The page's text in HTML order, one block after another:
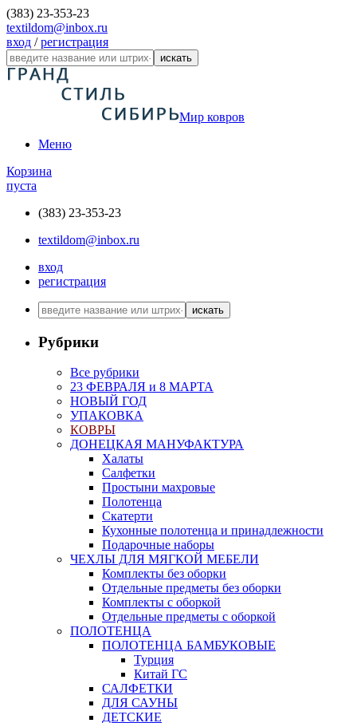
(383) 23-353-23
textildom@inbox.ru
вход /регистрация
искать
Мир ковров
Меню
Корзина
пуста
(383) 23-353-23
textildom@inbox.ru
вход
регистрация
искать
Рубрики
Все рубрики
23 ФЕВРАЛЯ и 8 МАРТА
НОВЫЙ ГОД
УПАКОВКА
КОВРЫ
ДОНЕЦКАЯ МАНУФАКТУРА
Халаты
Салфетки
Простыни махровые
Полотенца
Скатерти
Кухонные полотенца и принадлежности
Подарочные наборы
ЧЕХЛЫ ДЛЯ МЯГКОЙ МЕБЕЛИ
Комплекты без оборки
Отдельные предметы без оборки
Комплекты с оборкой
Отдельные предметы с оборкой
ПОЛОТЕНЦА
ПОЛОТЕНЦА БАМБУКОВЫЕ
Турция
Китай ГС
САЛФЕТКИ
ДЛЯ САУНЫ
ДЕТСКИЕ